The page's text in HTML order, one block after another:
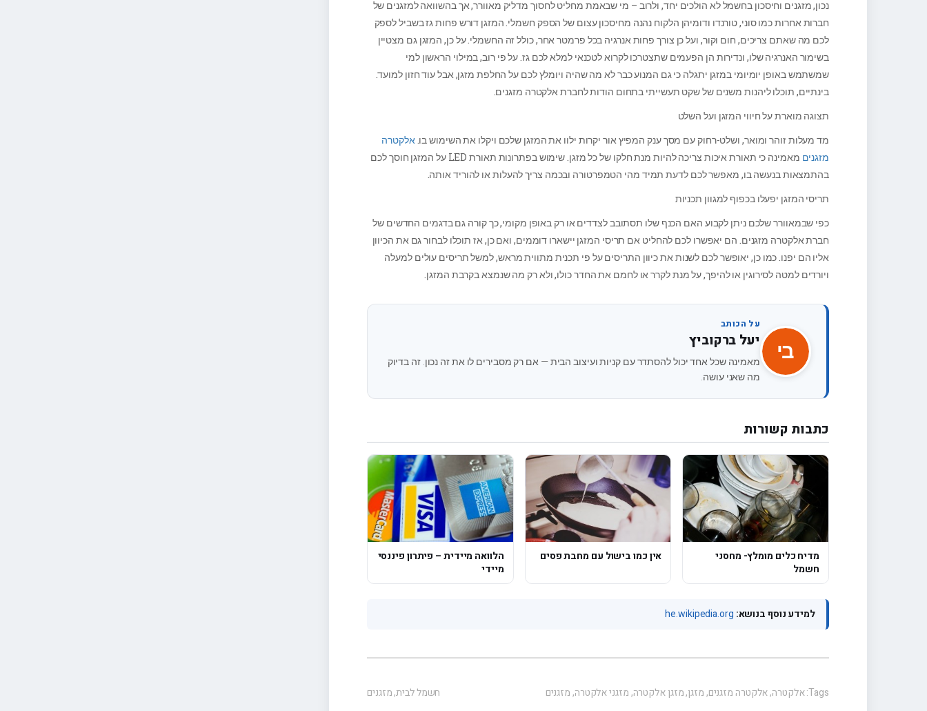
נכון, מזגנים וחיסכון בחשמל לא הולכים יחד, ולרוב – מי שבאמת מחליט לחסוך מדליק מאוורר, אך בהשוואה למזגנים של
חברות אחרות כמו סוני, טורנדו ודומיהן הלקוח נהנה מחיסכון עצום של הספק חשמלי. המזגן דורש פחות גז בשביל לספק
לכם מה שאתם צריכים, חום וקור, ועל כן צורך פחות אנרגיה בכל פרמטר אחר, כולל זה החשמלי. על כן, המזגן גם מצטיין
בשימור האנרגיה שלו, ונדירות הן הפעמים שתצטרכו לקרוא לטכנאי למלא לכם גז. על פי רוב, במילוי הראשון למי
שמשתמש באופן יומיומי במזגן יתגלה כי גם המנוע כבר לא מה שהיה ויומלץ לכם על החלפת מזגן, אבל עוד חזון למועד.
בינתיים, תוכלו ליהנות משנים של שקט תעשייתי בתחום הודות לחברת אלקטרה מזגנים.
תצוגה מוארת על חיווי המזגן ועל השלט
מד מעלות זוהר ומואר, ושלט-רחוק עם מסך ענק המפיץ אור יקרות ילוו את המזגן שלכם ויקלו את השימוש בו.אלקטרה
מזגנים
מאמינה כי תאורת איכות צריכה להיות מנת חלקו של כל מזגן. שימוש בפתרונות תאורת LED על המזגן חוסך לכם
בהתמצאות בנעשה בו, מאפשר לכם לדעת תמיד מהי הטמפרטורה ובכמה צריך להעלות או להוריד אותה.
תריסי המזגן יפעלו בכפוף למגוון תכניות
כפי שבמאוורר שלכם ניתן לקבוע האם הכנף שלו תסתובב לצדדים או רק באופן מקומי, כך קורה גם בדגמים החדשים של
חברת אלקטרה מזגנים. הם יאפשרו לכם להחליט אם תריסי המזגן יישארו דוממים, ואם כן, אז תוכלו לבחור גם את הכיוון
אליו הם יפנו. כמו כן, יאופשר לכם לשנות את כיוון התריסים על פי תכנית מתווית מראש, למשל תריסים עולים למעלה
ויורדים למטה לסירוגין או להיפך, על מנת לקרר או לחמם את החדר כולו, ולא רק מה שנמצא בקרבת המזגן.
יב
על הכותב
יעל ברקוביץ
מאמינה שכל אחד יכול להסתדר עם קניות ועיצוב הבית — אם רק מסבירים לו את זה נכון. זה בדיוק
מה שאני עושה.
כתבות קשורות
מדיח כלים מומלץ- מחסני
חשמל
אין כמו בישול עם מחבת פסים
הלוואה מיידית – פיתרון פיננסי
מיידי
למידע נוסף בנושא: he.wikipedia.org
חשמל לבית,מזגנים Tags: אלקטרה,אלקטרה מזגנים,מזגן,מזגן אלקטרה,מזגני אלקטרה,מזגנים